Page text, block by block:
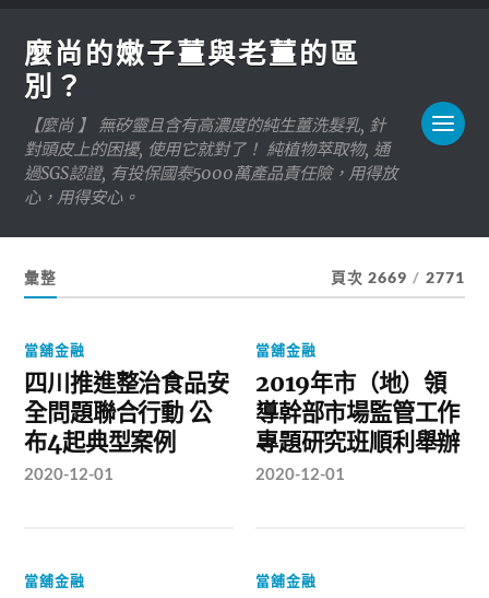
麼尚的嫩子薑與老薑的區
別？
【麼尚 】 無矽靈且含有高濃度的純生薑洗髮乳, 針
對頭皮上的困擾, 使用它就對了！ 純植物萃取物, 通
過SGS認證, 有投保國泰5000萬產品責任險，用得放
心，用得安心。
彙整 頁次 2669 / 2771
當舖金融
四川推進整治食品安
全問題聯合行動 公
布4起典型案例
2020-12-01
當舖金融
2019年市（地）領
導幹部市場監管工作
專題研究班順利舉辦
2020-12-01
當舖金融 當舖金融